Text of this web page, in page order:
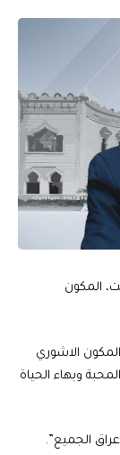
المكون
الاشوري
وبهاء الحياة
الجميع”.